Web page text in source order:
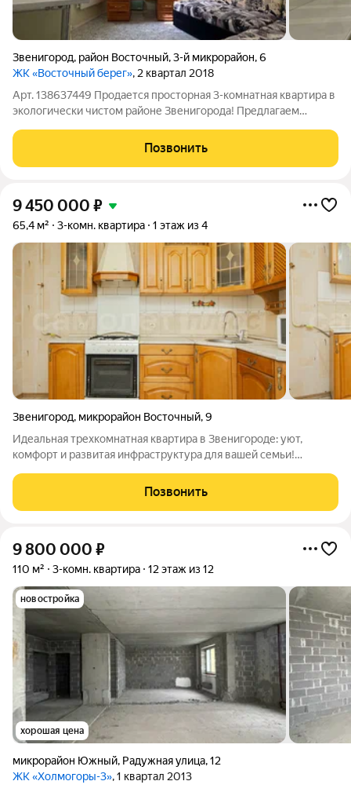
Звенигород, район Восточный,3-й микрорайон,6
ЖК «Восточный берег», 2 квартал 2018
Арт. 138637449 Продается просторная 3-комнатная квартира в
экологически чистом районе Звенигорода! Предлагаем
площадью 76,8 кв. м в одном из самых зеленых и спокойных
уголков города. Идеальное жилье для
Позвонить
9 450 000 ₽
65,4 м² 3-комн. квартира 1 этаж из 4
Звенигород, микрорайон Восточный,9
Идеальная трехкомнатная квартира в Звенигороде: уют,
комфорт и развитая инфраструктура для вашей семьи!
уютную трехкомнатную квартиру в живописном микрорайоне
Восточный города Звенигород. Это
Позвонить
9 800 000 ₽
110 м² 3-комн. квартира 12 этаж из 12
новостройка
хорошая цена
микрорайон Южный, Радужная улица,12
ЖК «Холмогоры-3», 1 квартал 2013